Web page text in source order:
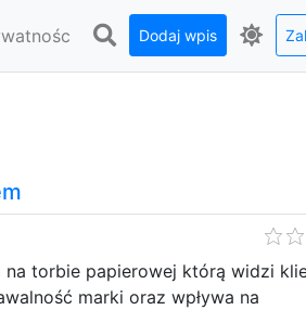
Dodaj wpis
Nowoczesna bryła,
detale. Wszystko tworzy spójną